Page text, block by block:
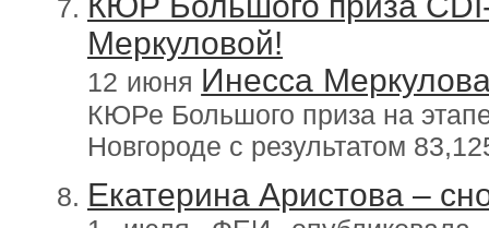
Меркуловой!
12 июня Инесса
КЮРе Большого приза на
Новгороде с результатом
Екатерина Аристова –